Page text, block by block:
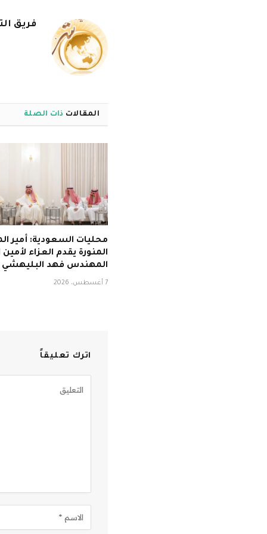
فريق
المقالات ذات الصلة
محليات السعودية: أمير
المنورة يقدم العزاء
المهندس فهد البليهشي
7 أغسطس، 2026
اترك تعليقاً